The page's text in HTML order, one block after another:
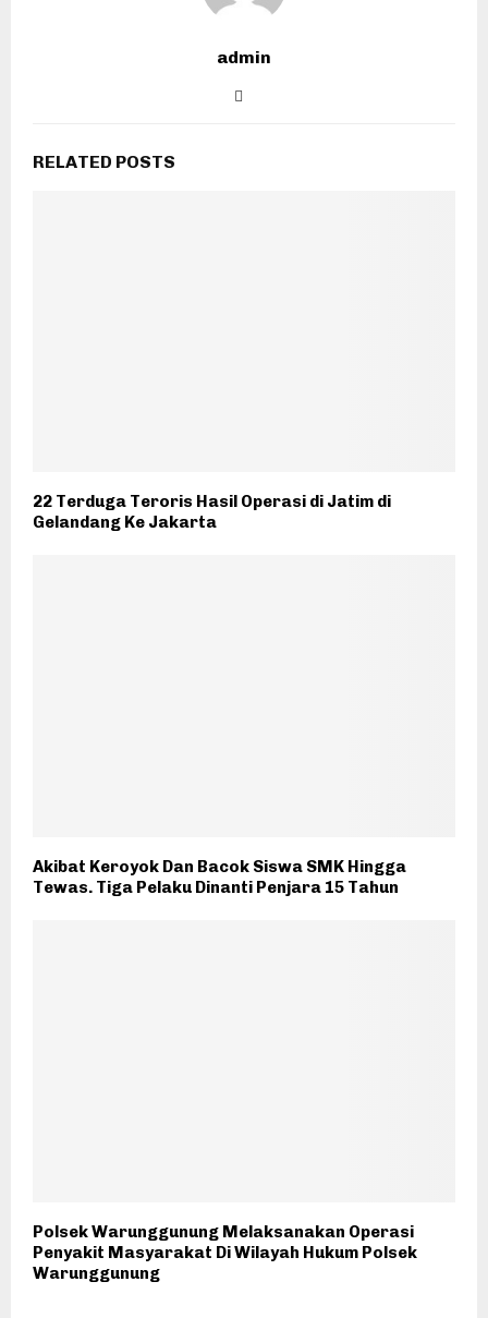
admin
RELATED POSTS
22 Terduga Teroris Hasil Operasi di Jatim di
Gelandang Ke Jakarta
Akibat Keroyok Dan Bacok Siswa SMK Hingga
Tewas. Tiga Pelaku Dinanti Penjara 15 Tahun
Polsek Warunggunung Melaksanakan Operasi
Penyakit Masyarakat Di Wilayah Hukum Polsek
Warunggunung